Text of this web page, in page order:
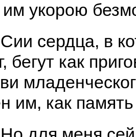
укорою
в
бегут как
им, как память